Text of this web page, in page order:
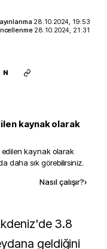
28.10.2024, 19:53
28.10.2024, 21:31
N
kaynak olarak
edilen kaynak olarak
daha sık görebilirsiniz.
Nasıl çalışır?›
geldiğini